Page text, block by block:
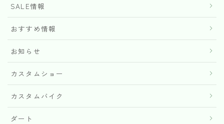
SALE情報
おすすめ情報
お知らせ
カスタムショー
カスタムバイク
ダート